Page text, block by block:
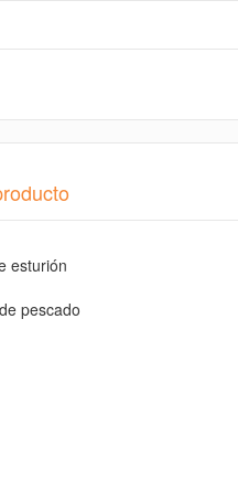
esturión
pescado